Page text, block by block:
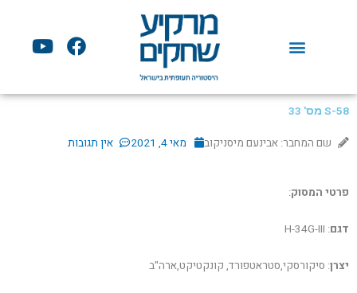
F
a
e
o
o
Y
o
t S-58 מס' 33
שם המחבר: אבינעם מיסניקוב מאי 4, 2021 אין תגובות
פרטי המסוק:
דגם: H-34G-III
יצרן: סיקורסקי,סטראטפורד, קונקטיקט,ארה"ב